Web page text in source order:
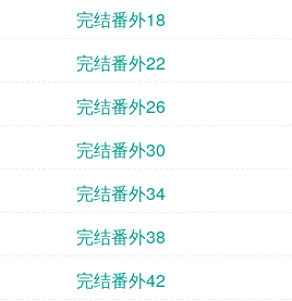
完结番外18
完结番外22
完结番外26
完结番外30
完结番外34
完结番外38
完结番外42